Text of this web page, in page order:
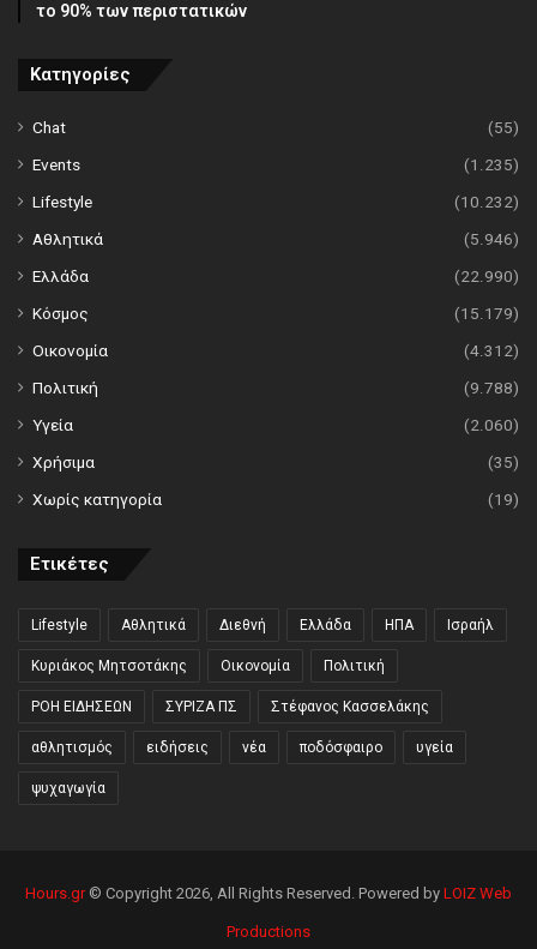
το 90% των περιστατικών
Κατηγορίες
Chat
(55)
Events
(1.235)
Lifestyle
(10.232)
Αθλητικά
(5.946)
Ελλάδα
(22.990)
Κόσμος
(15.179)
Οικονομία
(4.312)
Πολιτική
(9.788)
Υγεία
(2.060)
Χρήσιμα
(35)
Χωρίς κατηγορία
(19)
Ετικέτες
Lifestyle Αθλητικά Διεθνή Ελλάδα ΗΠΑ Ισραήλ
Κυριάκος Μητσοτάκης Οικονομία Πολιτική
ΡΟΗ ΕΙΔΗΣΕΩΝ ΣΥΡΙΖΑ ΠΣ Στέφανος Κασσελάκης
αθλητισμός ειδήσεις νέα ποδόσφαιρο υγεία
ψυχαγωγία
Hours.gr© Copyright 2026, All Rights Reserved. Powered by LOIZ Web
Productions